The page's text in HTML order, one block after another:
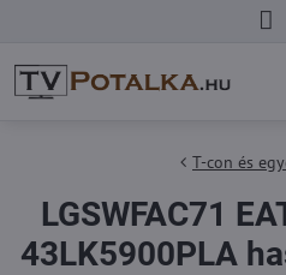
T-con és
LGSWFAC71
43LK5900PLA